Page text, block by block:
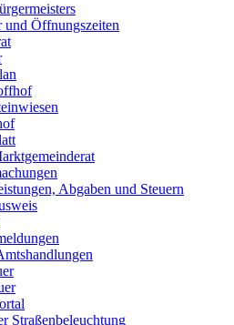
und Öffnungszeiten
Abgaben und Steuern
Straßenbeleuchtung